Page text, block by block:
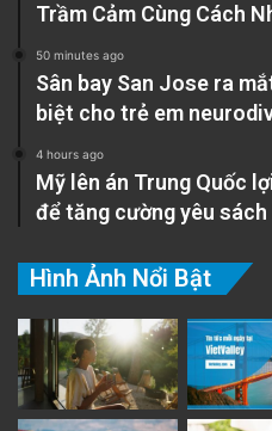
Trầm Cảm Cùng Cách
50 minutes ago
Sân bay San Jose ra
biệt cho trẻ em
4 hours ago
Mỹ lên án Trung Quốc
để tăng cường yêu
Hình Ảnh Nổi Bật